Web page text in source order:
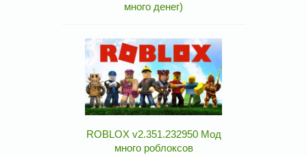
много денег)
ROBLOX v2.351.232950 Мод
много роблоксов